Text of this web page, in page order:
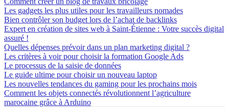
Les gadgets les plus utiles pour les travailleurs nomades
Bien contrôler son budget lors de l’achat de backlinks
Expert en création de sites web à Saint-Étienne : Votre succès digital
assuré !
Quelles dépenses prévoir dans un plan marketing digital ?
Les critères à voir pour choisir la formation Google Ads
Le processus de la saisie de données
Le guide ultime pour choisir un nouveau laptop
Les nouvelles tendances du gaming pour les prochains mois
Comment les objets connectés révolutionnent l’agriculture
marocaine grâce à Arduino